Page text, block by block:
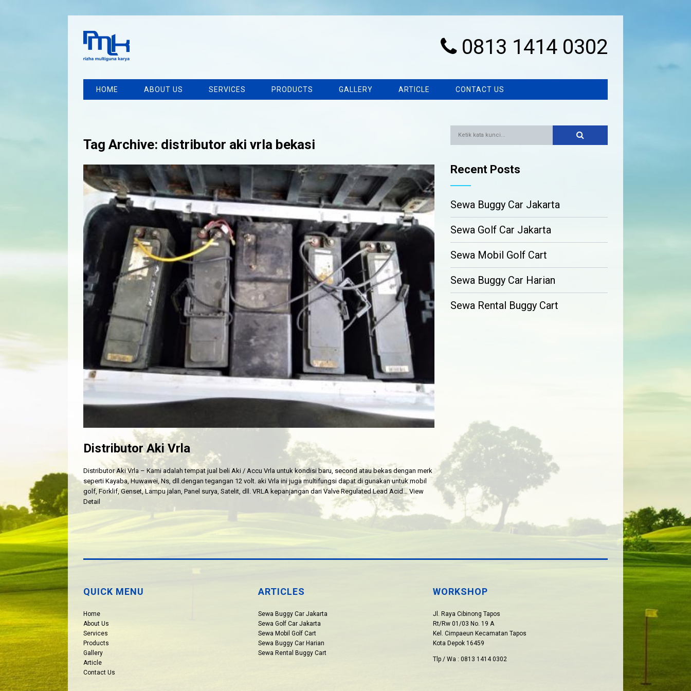
0813 1414 0302
HOME ABOUT US SERVICES PRODUCTS GALLERY ARTICLE CONTACT US
Tag Archive: distributor aki vrla bekasi
Distributor Aki Vrla
Distributor Aki Vrla – Kami adalah tempat jual beli Aki / Accu Vrla untuk kondisi baru, second atau bekas dengan merk
seperti Kayaba, Huwawei, Ns, dll.dengan tegangan 12 volt. aki Vrla ini juga multifungsi dapat di gunakan untuk mobil
golf, Forklif, Genset, Lampu jalan, Panel surya, Satelit, dll. VRLA kepanjangan dari Valve Regulated Lead Acid… View
Detail
Recent Posts
Sewa Buggy Car Jakarta
Sewa Golf Car Jakarta
Sewa Mobil Golf Cart
Sewa Buggy Car Harian
Sewa Rental Buggy Cart
QUICK MENU
Home
About Us
Services
Products
Gallery
Article
Contact Us
ARTICLES
Sewa Buggy Car Jakarta
Sewa Golf Car Jakarta
Sewa Mobil Golf Cart
Sewa Buggy Car Harian
Sewa Rental Buggy Cart
WORKSHOP
Jl. Raya Cibinong Tapos
Rt/Rw 01/03 No. 19 A
Kel. Cimpaeun Kecamatan Tapos
Kota Depok 16459
Tlp / Wa : 0813 1414 0302